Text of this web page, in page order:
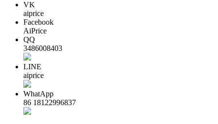
VK
aiprice
Facebook
AiPrice
QQ
3486008403
LINE
aiprice
WhatApp
86 18122996837